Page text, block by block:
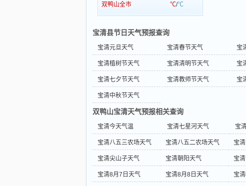
双鸭山全市 ℃/℃
宝清县节日天气预报查询
宝清元旦天气 宝清春节天气 宝
宝清植树节天气 宝清清明节天气 宝
宝清七夕节天气 宝清教师节天气 宝
宝清中秋节天气
双鸭山宝清天气预报相关查询
宝清今天气温 宝清七星河天气 宝
宝清八五三农场天气 宝清八五二农场天气 宝
宝清尖山子天气 宝清朝阳天气 宝
宝清8月7日天气 宝清8月8日天气 宝